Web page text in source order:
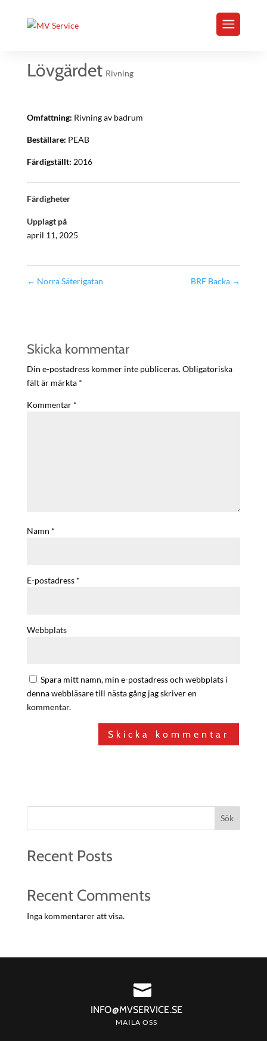
Lövgärdet Rivning
Omfattning: Rivning av badrum
Beställare: PEAB
Färdigställt: 2016
Färdigheter
Upplagt på
april 11, 2025
← Norra Säterigatan BRF Backa →
Skicka kommentar
Din e-postadress kommer inte publiceras.Obligatoriska
fält är märkta *
Kommentar *
Namn *
E-postadress *
Webbplats
Spara mitt namn, min e-postadress och webbplats i
denna webbläsare till nästa gång jag skriver en
kommentar.
Sök
Recent Posts
Recent Comments
Inga kommentarer att visa.

INFO@MVSERVICE.SE
MAILA OSS